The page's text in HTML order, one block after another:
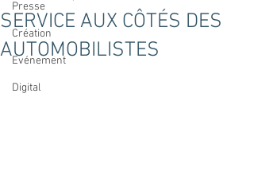
Presse
Création
Evénement
Digital
SERVICE AUX CÔTÉS DES
AUTOMOBILISTES